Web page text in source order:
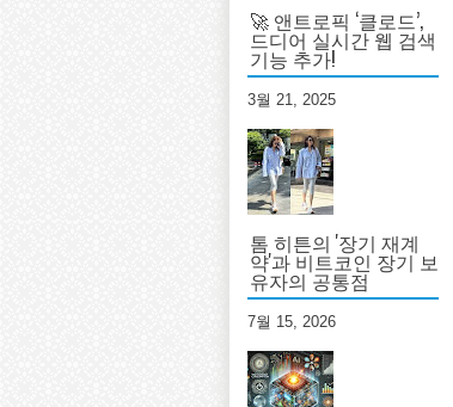
🚀 앤트로픽 ‘클로드’,
드디어 실시간 웹 검색
기능 추가!
3월 21, 2025
톰 히튼의 '장기 재계
약'과 비트코인 장기 보
유자의 공통점
7월 15, 2026